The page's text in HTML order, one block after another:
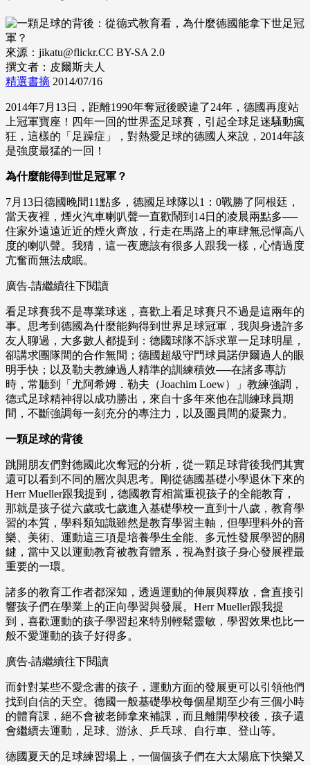
來源：jikatu@flickr.CC BY-SA 2.0
撰文者：皮爾斯夫人
精選書摘 2014/07/16
2014年7月13日，距離1990年奪冠後睽違了24年，德國再度站
上冠軍寶座！四年一回的世界盃足球賽，引起全球足迷騷動瘋
狂，這樣的「足躁症」，對熱愛足球的德國人來說，2014年該
是強度最猛的一回！
為什麼能得到世足冠軍？
7月13日德國晚間11點多，德國足球隊以1：0戰勝了阿根廷，
當天夜裡，煙火汽車喇叭聲一直歡鬧到14日的凌晨兩點多──
住家外遠遠近近的煙火齊放，行走在馬路上的車肆無忌憚高八
度的喇叭聲。我猜，這一夜應該有很多人跟我一樣，心情過度
亢奮而無法成眠。
廣告-請繼續往下閱讀
看足球賽我不是專業球迷，喜歡上看足球賽只不過是這兩年的
事。思考到德國為什麼能夠得到世界足球冠軍，我與身邊許多
友人聊過，大多數人都提到：德國球隊不訴求單一足球明星，
卻講求團隊間的合作無間；德國超級守門球員諾伊爾過人的眼
明手快；以及勒夫教練過人精準的訓練積效──在諸多專訪
時，常聽到「尤阿希姆．勒夫（Joachim Loew）」教練強調，
德式足球精神得以成功勝出，來自十多年來他在訓練球員期
間，不斷強調每一刻充分的專注力，以及團員間的凝聚力。
一顆足球的背後
跳開朋友們對德國此次奪冠的分析，從一顆足球背後我們其實
還可以看到不同的層次與思考。剛從德國基礎小學退休下來的
Herr Mueller跟我提到，德國教育相當重視孩子的全能教育，
那就是孩子從六歲或七歲進入基礎學校一直到十八歲，教育學
習的本質，學科類知識雖然是教育學習主軸，但學理科外的音
樂、美術、運動這三項是培養學生全能、多元性發展學習的關
鍵，當中又以運動教育被教育體系，視為對孩子身心發展裡最
重要的一環。
諸多的教育工作者都深知，透過運動的伸展與釋放，會直接引
響孩子們在學業上的正向學習與發展。Herr Mueller跟我提
到，喜歡運動的孩子學習起來特別輕鬆靈敏，學習效果也比一
般不愛運動的孩子好得多。
廣告-請繼續往下閱讀
而針對某些不愛念書的孩子，運動方面的發展更可以引領他們
找到自信的天空。德國一般基礎學校每個星期至少有三個小時
的體育課，絕不會被老師拿來補課，而且離開學校後，孩子還
會繼續去運動，足球、游泳、乒乓球、自行車、登山等。
德國夏天的足球練習場上，一個個孩子們在大太陽底下快樂又